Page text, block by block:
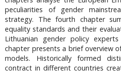
peculiarities of gender
strategy. The fourth chapter
equality standards and their
Lithuanian gender policy
chapter presents a brief overview
models. Historically formed
contract in different countries